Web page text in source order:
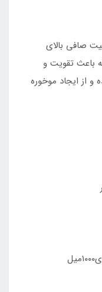
صافی بالای
80% درصد که باعث تقویت و
از ایجاد موخوره
پک کامل شامل کراتین احیا کننده ی۱۰۰۰میل